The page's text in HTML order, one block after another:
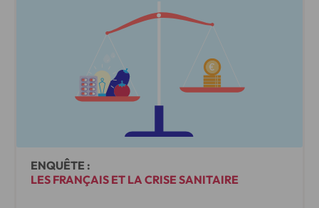
ENQUÊTE :
LES FRANÇAIS ET LA CRISE SANITAIRE